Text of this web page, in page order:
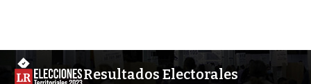
Resultados Electorales